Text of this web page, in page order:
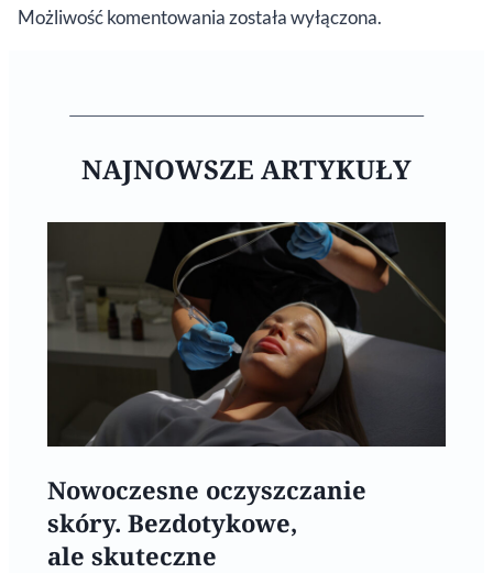
Możliwość komentowania została wyłączona.
NAJNOWSZE ARTYKUŁY
Nowoczesne oczyszczanie
skóry. Bezdotykowe,
ale skuteczne